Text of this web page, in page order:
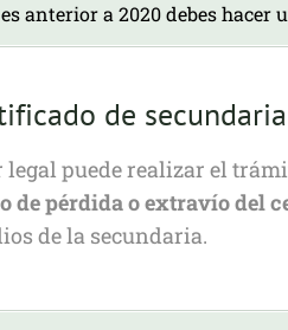
anterior a 2020 debes
de
legal puede realizar el
de pérdida o extravío del
de la secundaria.